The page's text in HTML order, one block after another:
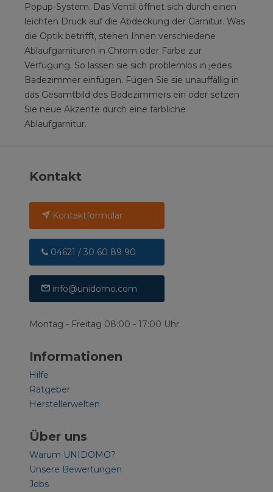
Popup-System. Das Ventil öffnet sich durch einen
leichten Druck auf die Abdeckung der Garnitur. Was
die Optik betrifft, stehen Ihnen verschiedene
Ablaufgarnituren in Chrom oder Farbe zur
Verfügung. So lassen sie sich problemlos in jedes
Badezimmer einfügen. Fügen Sie sie unauffällig in
das Gesamtbild des Badezimmers ein oder setzen
Sie neue Akzente durch eine farbliche
Ablaufgarnitur.
Kontakt
Kontaktformular
04621 / 30 60 89 90
info@unidomo.com
Montag - Freitag 08:00 - 17:00 Uhr
Informationen
Hilfe
Ratgeber
Herstellerwelten
Über uns
Warum UNIDOMO?
Unsere Bewertungen
Jobs